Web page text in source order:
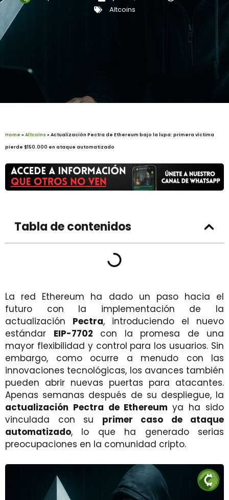
Altcoins
Home »Altcoins »Actualización Pectra de Ethereum bajo la lupa: primera víctima
pierde $150.000 en ataque automatizado
Tabla de contenidos
La red Ethereum ha dado un paso hacia el
futuro con la implementación de la
actualización Pectra, introduciendo el nuevo
estándar EIP-7702 con la promesa de una
mayor flexibilidad y control para los usuarios. Sin
embargo, como ocurre a menudo con las
innovaciones tecnológicas, los avances también
pueden abrir nuevas puertas para atacantes.
Apenas semanas después de su despliegue, la
actualización Pectra de Ethereum ya ha sido
vinculada con su primer caso de ataque
automatizado, lo que ha generado serias
preocupaciones en la comunidad cripto.